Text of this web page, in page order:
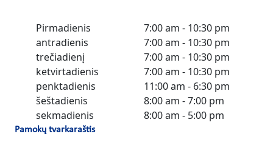
Pirmadienis
7:00 am - 10:30 pm
antradienis
7:00 am - 10:30 pm
trečiadienį
7:00 am - 10:30 pm
ketvirtadienis
7:00 am - 10:30 pm
penktadienis
11:00 am - 6:30 pm
šeštadienis
8:00 am - 7:00 pm
sekmadienis
8:00 am - 5:00 pm
Pamokų tvarkaraštis